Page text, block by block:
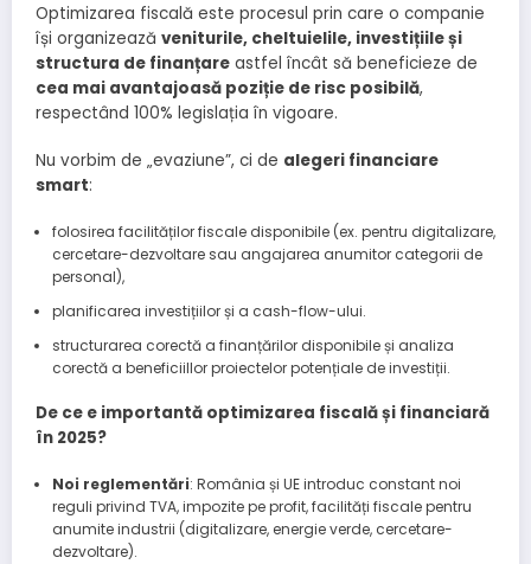
Optimizarea fiscală este procesul prin care o companie
își organizează veniturile, cheltuielile, investițiile și
structura de finanțare astfel încât să beneficieze de
cea mai avantajoasă poziție de risc posibilă,
respectând 100% legislația în vigoare.
Nu vorbim de „evaziune”, ci de alegeri financiare
smart:
folosirea facilităților fiscale disponibile (ex. pentru digitalizare,
cercetare-dezvoltare sau angajarea anumitor categorii de
personal),
planificarea investițiilor și a cash-flow-ului.
structurarea corectă a finanțărilor disponibile și analiza
corectă a beneficiillor proiectelor potențiale de investiții.
De ce e importantă optimizarea fiscală și financiară
în 2025?
Noi reglementări: România și UE introduc constant noi
reguli privind TVA, impozite pe profit, facilități fiscale pentru
anumite industrii (digitalizare, energie verde, cercetare-
dezvoltare).